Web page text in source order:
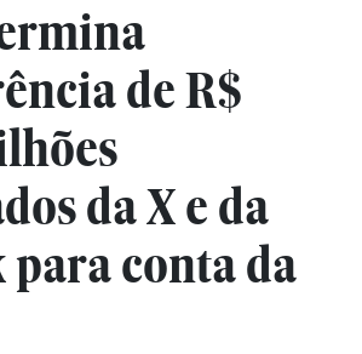
de R$
da X e da
conta da